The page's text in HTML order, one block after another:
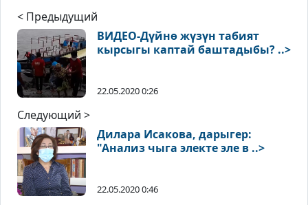
< Предыдущий
ВИДЕО-Дүйнө жүзүн табият
кырсыгы каптай баштадыбы? ..>
22.05.2020 0:26
Следующий >
Дилара Исакова, дарыгер:
"Анализ чыга электе эле в ..>
22.05.2020 0:46